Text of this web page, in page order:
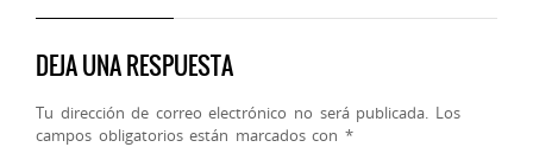
DEJA UNA RESPUESTA
Tu dirección de correo electrónico no será publicada. Los
campos obligatorios están marcados con *